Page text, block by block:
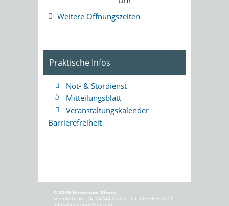
Weitere Öffnungszeiten
Praktische Infos
Not- & Stördienst
Mitteilungsblatt
Veranstaltungskalender
Barrierefreiheit
© 2026 Gemeinde Ahorn
Schloßstraße 24, 74744 Ahorn, Tel. 06296/9202-0,
info@GemeindeAhorn.de